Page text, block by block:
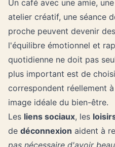
Un café avec une amie,
atelier créatif, une séance
proche peuvent devenir
l'équilibre émotionnel et
quotidienne ne doit pas
plus important est de
correspondent réellement
image idéale du bien-être.
Les liens sociaux, les
de déconnexion aident à
pas nécessaire d'avoir